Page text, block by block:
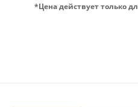
*Цена действует только